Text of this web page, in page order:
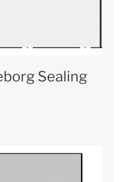
Sealing